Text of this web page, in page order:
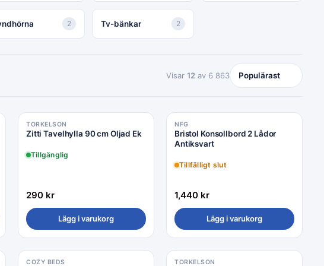
2 Tv-bänkar 2
Visar 12 av 6 863
TORKELSON
Zitti Tavelhylla 90 cm Oljad Ek
Tillgänglig
290 kr
Lägg i varukorg
NFG
Bristol Konsollbord 2 Lådor
Antiksvart
Tillfälligt slut
1,440 kr
Lägg i varukorg
COZY BEDS TORKELSON